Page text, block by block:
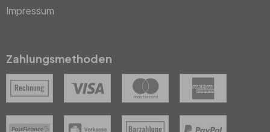
Impressum
Zahlungsmethoden